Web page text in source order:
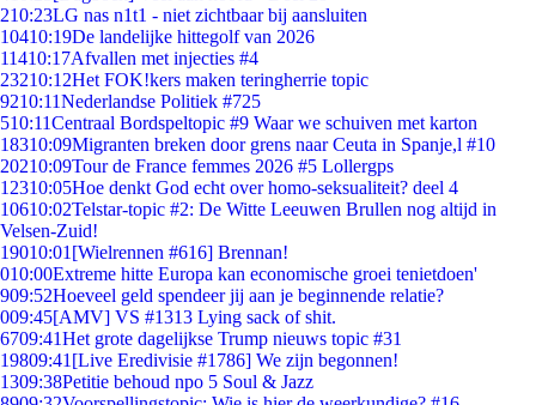
210:23LG nas n1t1 - niet zichtbaar bij aansluiten
10410:19De landelijke hittegolf van 2026
11410:17Afvallen met injecties #4
23210:12Het FOK!kers maken teringherrie topic
9210:11Nederlandse Politiek #725
510:11Centraal Bordspeltopic #9 Waar we schuiven met karton
18310:09Migranten breken door grens naar Ceuta in Spanje,l #10
20210:09Tour de France femmes 2026 #5 Lollergps
12310:05Hoe denkt God echt over homo-seksualiteit? deel 4
10610:02Telstar-topic #2: De Witte Leeuwen Brullen nog altijd in
Velsen-Zuid!
19010:01 [Wielrennen #616] Brennan!
010:00Extreme hitte Europa kan economische groei tenietdoen'
909:52Hoeveel geld spendeer jij aan je beginnende relatie?
009:45[AMV] VS #1313 Lying sack of shit.
6709:41Het grote dagelijkse Trump nieuws topic #31
19809:41 [Live Eredivisie #1786] We zijn begonnen!
1309:38Petitie behoud npo 5 Soul & Jazz